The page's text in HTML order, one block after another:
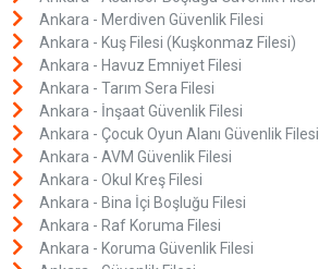
Ankara - Merdiven Güvenlik Filesi
Ankara - Kuş Filesi (Kuşkonmaz Filesi)
Ankara - Havuz Emniyet Filesi
Ankara - Tarım Sera Filesi
Ankara - İnşaat Güvenlik Filesi
Ankara - Çocuk Oyun Alanı Güvenlik Filesi
Ankara - AVM Güvenlik Filesi
Ankara - Okul Kreş Filesi
Ankara - Bina İçi Boşluğu Filesi
Ankara - Raf Koruma Filesi
Ankara - Koruma Güvenlik Filesi